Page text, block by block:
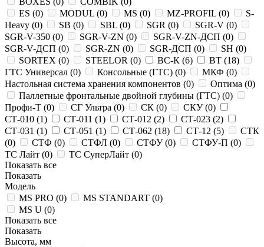
ES (0) MODUL (0) MS (0) MZ-PROFIL (0)
S-
Heavy (0) SB (0) SBL (0) SGR (0) SGR-V (0)
SGR-V-350 (0) SGR-V-ZN (0) SGR-V-ZN-ДСП (0)
SGR-V-ДСП (0) SGR-ZN (0) SGR-ДСП (0) SH (0)
SORTEX (0) STEELOR (0) ВС-К (6) ВТ (18)
ГТС Универсал (0) Консольные (ГТС) (0) МКФ (0)
Настольная система хранения компонентов (0) Оптима (0)
Паллетные фронтальные двойной глубины (ГТС) (0)
Профи-Т (0) СГ Ультра (0) СК (0) СКУ (0)
СТ-010 (1) СТ-011 (1) СТ-012 (2) СТ-023 (2)
СТ-031 (1) СТ-051 (1) СТ-062 (18) СТ-12 (5)
СТК
(0) СТФ (0) СТФЛ (0) СТФУ (0) СТФУ-П (0)
ТС Лайт (0) ТС СуперЛайт (0)
Показать все
Показать
Модель
MS PRO (0) MS STANDART (0)
MS U (0)
Показать все
Показать
Высота, мм